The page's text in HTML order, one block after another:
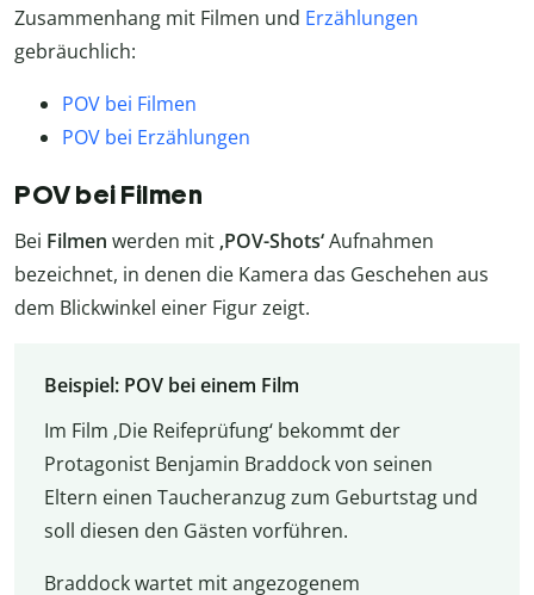
Zusammenhang mit Filmen und Erzählungen
gebräuchlich:
POV bei Filmen
POV bei Erzählungen
POV bei Filmen
Bei Filmen werden mit‚POV-Shots‘Aufnahmen
bezeichnet, in denen die Kamera das Geschehen aus
dem Blickwinkel einer Figur zeigt.
Beispiel: POV bei einem Film
Im Film ‚Die Reifeprüfung‘ bekommt der
Protagonist Benjamin Braddock von seinen
Eltern einen Taucheranzug zum Geburtstag und
soll diesen den Gästen vorführen.
Braddock wartet mit angezogenem